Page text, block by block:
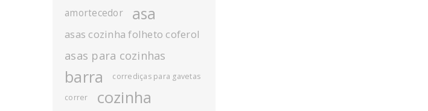
amortecedor asa
asas cozinha folheto coferol
asas para cozinhas
barra corrediças para gavetas
correr cozinha